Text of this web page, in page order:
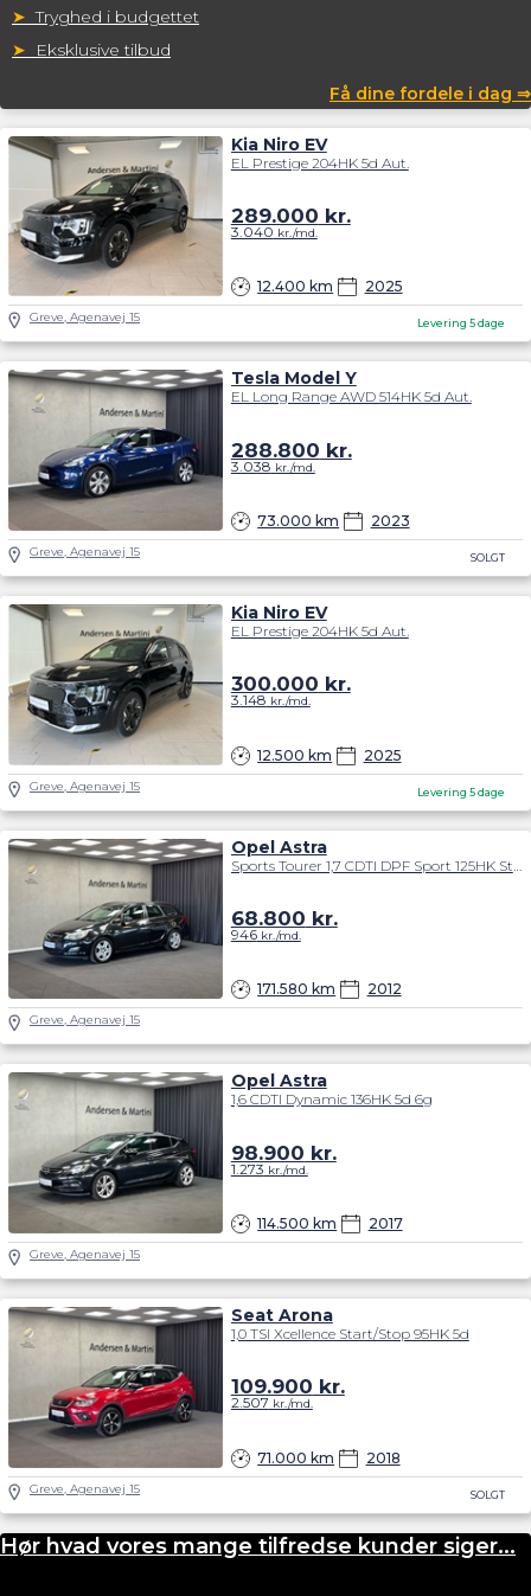
➤Tryghed i budgettet
➤
Eksklusive tilbud
Få dine fordele i dag ⇒
Levering 5 dage
Kia Niro EV
EL Prestige 204HK 5d Aut.
12.400 km 2025
289.000 kr.
3.040 kr./md.
Greve, Agenavej 15
SOLGT
Tesla Model Y
EL Long Range AWD 514HK 5d Aut.
73.000 km 2023
288.800 kr.
3.038 kr./md.
Greve, Agenavej 15
Levering 5 dage
Kia Niro EV
EL Prestige 204HK 5d Aut.
12.500 km 2025
300.000 kr.
3.148 kr./md.
Greve, Agenavej 15
Opel Astra
171.580 km 2012
68.800 kr.
946kr./md.
Greve, Agenavej 15
Opel Astra
1,6 CDTI Dynamic 136HK 5d 6g
114.500 km 2017
98.900 kr.
1.273 kr./md.
Greve, Agenavej 15
SOLGT
Seat Arona
1,0 TSI Xcellence Start/Stop 95HK 5d
71.000 km 2018
109.900 kr.
2.507 kr./md.
Greve, Agenavej 15
Hør hvad vores mange tilfredse kunder siger...